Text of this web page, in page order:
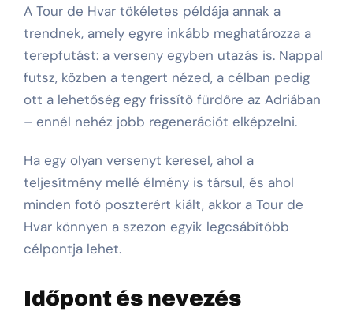
A Tour de Hvar tökéletes példája annak a
trendnek, amely egyre inkább meghatározza a
terepfutást: a verseny egyben utazás is. Nappal
futsz, közben a tengert nézed, a célban pedig
ott a lehetőség egy frissítő fürdőre az Adriában
– ennél nehéz jobb regenerációt elképzelni.
Ha egy olyan versenyt keresel, ahol a
teljesítmény mellé élmény is társul, és ahol
minden fotó poszterért kiált, akkor a Tour de
Hvar könnyen a szezon egyik legcsábítóbb
célpontja lehet.
Időpont és nevezés